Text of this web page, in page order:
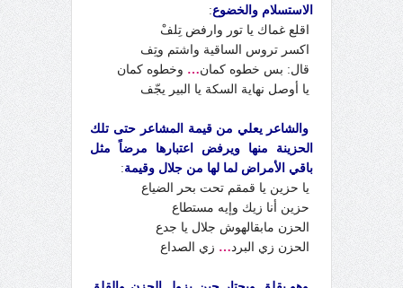
الاستسلام والخضوع:
اقلع غماك يا تور وارفض تِلفْ
اكسر تروس الساقية واشتم وتِف
قال: بس خطوه كمان… وخطوه كمان
يا أوصل نهاية السكة يا البير يجّف
والشاعر يعلي من قيمة المشاعر حتى تلك
الحزينة منها ويرفض اعتبارها مرضاً مثل
باقي الأمراض لما لها من جلال وقيمة:
يا حزين يا قمقم تحت بحر الضياع
حزين أنا زيك وإيه مستطاع
الحزن مابقالهوش جلال يا جدع
الحزن زي البرد… زي الصداع